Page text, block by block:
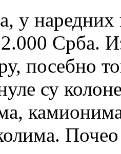
у наредних
Срба.
посебно
су
Почео